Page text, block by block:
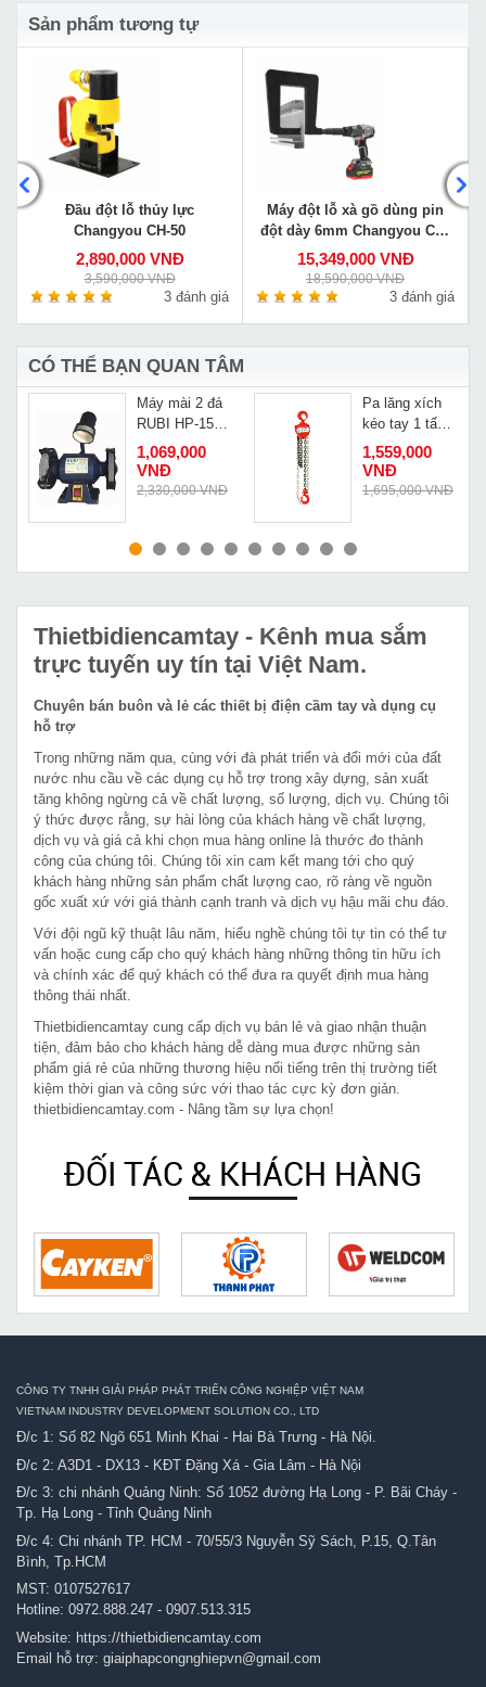
Sản phẩm tương tự
Đầu đột lỗ thủy lực
Changyou CH-50
2,890,000 VNĐ
3,590,000 VNĐ
3 đánh giá
Máy đột lỗ xà gồ dùng pin
đột dày 6mm Changyou CM-
620CZ
15,349,000 VNĐ
18,590,000 VNĐ
3 đánh giá
CÓ THỂ BẠN QUAN TÂM
MUA NGAY
Máy mài 2 đá
RUBI HP-150X
có đèn
1,069,000
VNĐ
2,330,000 VNĐ
MUA NGAY
Pa lăng xích
kéo tay 1 tấn
3m Nitto
10VP5-2
1,559,000
VNĐ
1,695,000 VNĐ
Thietbidiencamtay - Kênh mua sắm
trực tuyến uy tín tại Việt Nam.
Chuyên bán buôn và lẻ các thiết bị điện cầm tay và dụng cụ
hỗ trợ
Trong những năm qua, cùng với đà phát triển và đổi mới của đất
nước nhu cầu về các dụng cụ hỗ trợ trong xây dựng, sản xuất
tăng không ngừng cả về chất lượng, số lượng, dịch vụ. Chúng tôi
ý thức được rằng, sự hài lòng của khách hàng về chất lượng,
dịch vụ và giá cả khi chọn mua hàng online là thước đo thành
công của chúng tôi. Chúng tôi xin cam kết mang tới cho quý
khách hàng những sản phẩm chất lượng cao, rõ ràng về nguồn
gốc xuất xứ với giá thành cạnh tranh và dịch vụ hậu mãi chu đáo.
Với đội ngũ kỹ thuật lâu năm, hiểu nghề chúng tôi tự tin có thể tư
vấn hoặc cung cấp cho quý khách hàng những thông tin hữu ích
và chính xác để quý khách có thể đưa ra quyết định mua hàng
thông thái nhất.
Thietbidiencamtay cung cấp dịch vụ bán lẻ và giao nhận thuận
tiện, đảm bảo cho khách hàng dễ dàng mua được những sản
phẩm giá rẻ của những thương hiệu nổi tiếng trên thị trường tiết
kiệm thời gian và công sức với thao tác cực kỳ đơn giản.
thietbidiencamtay.com - Nâng tầm sự lựa chọn!
ĐỐI TÁC & KHÁCH HÀNG
CÔNG TY TNHH GIẢI PHÁP PHÁT TRIỂN CÔNG NGHIỆP VIỆT NAM
VIETNAM INDUSTRY DEVELOPMENT SOLUTION CO., LTD
Đ/c 1: Số 82 Ngõ 651 Minh Khai - Hai Bà Trưng - Hà Nội.
Đ/c 2: A3D1 - DX13 - KĐT Đặng Xá - Gia Lâm - Hà Nội
Đ/c 3: chi nhánh Quảng Ninh: Số 1052 đường Hạ Long - P. Bãi Cháy -
Tp. Hạ Long - Tỉnh Quảng Ninh
Đ/c 4: Chi nhánh TP. HCM - 70/55/3 Nguyễn Sỹ Sách, P.15, Q.Tân
Bình, Tp.HCM
MST: 0107527617
Hotline: 0972.888.247 - 0907.513.315
Website: https://thietbidiencamtay.com
Email hỗ trợ: giaiphapcongnghiepvn@gmail.com